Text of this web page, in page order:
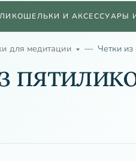
КОШЕЛЬКИ И АКСЕССУАРЫ
для медитации Четки